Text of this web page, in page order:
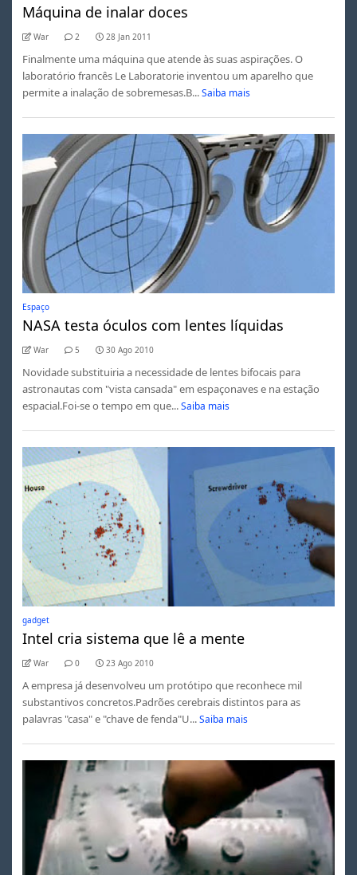
Máquina de inalar doces
War 2 28 Jan 2011
Finalmente uma máquina que atende às suas aspirações. O
laboratório francês Le Laboratorie inventou um aparelho que
permite a inalação de sobremesas.B... Saiba mais
Espaço
NASA testa óculos com lentes líquidas
War 5 30 Ago 2010
Novidade substituiria a necessidade de lentes bifocais para
astronautas com "vista cansada" em espaçonaves e na estação
espacial.Foi-se o tempo em que... Saiba mais
gadget
Intel cria sistema que lê a mente
War 0 23 Ago 2010
A empresa já desenvolveu um protótipo que reconhece mil
substantivos concretos.Padrões cerebrais distintos para as
palavras "casa" e "chave de fenda"U... Saiba mais